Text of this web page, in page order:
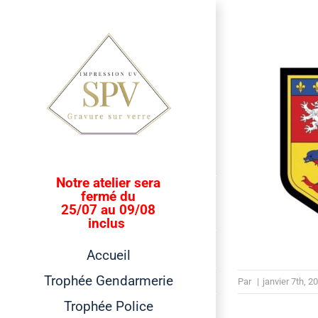
Notre atelier sera
fermé du
25/07 au 09/08
inclus
Accueil
Trophée Gendarmerie
Trophée Police
Par | janvier 7th,